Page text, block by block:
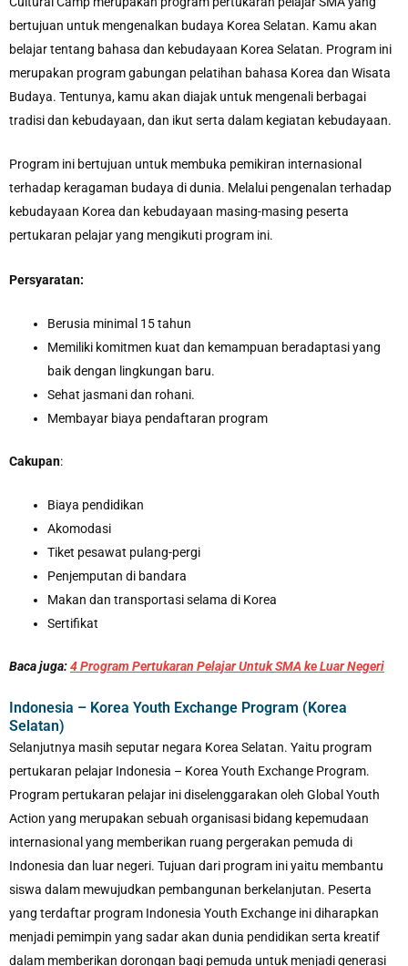
bertujuan untuk mengenalkan budaya Korea Selatan. Kamu akan
belajar tentang bahasa dan kebudayaan Korea Selatan. Program ini
merupakan program gabungan pelatihan bahasa Korea dan Wisata
Budaya. Tentunya, kamu akan diajak untuk mengenali berbagai
tradisi dan kebudayaan, dan ikut serta dalam kegiatan kebudayaan.
Program ini bertujuan untuk membuka pemikiran internasional
terhadap keragaman budaya di dunia. Melalui pengenalan terhadap
kebudayaan Korea dan kebudayaan masing-masing peserta
pertukaran pelajar yang mengikuti program ini.
Persyaratan:
Berusia minimal 15 tahun
Memiliki komitmen kuat dan kemampuan beradaptasi yang
baik dengan lingkungan baru.
Sehat jasmani dan rohani.
Membayar biaya pendaftaran program
Cakupan:
Biaya pendidikan
Akomodasi
Tiket pesawat pulang-pergi
Penjemputan di bandara
Makan dan transportasi selama di Korea
Sertifikat
Baca juga:4 Program Pertukaran Pelajar Untuk SMA ke Luar Negeri
Indonesia – Korea Youth Exchange Program (Korea
Selatan)
Selanjutnya masih seputar negara Korea Selatan. Yaitu program
pertukaran pelajar Indonesia – Korea Youth Exchange Program.
Program pertukaran pelajar ini diselenggarakan oleh Global Youth
Action yang merupakan sebuah organisasi bidang kepemudaan
internasional yang memberikan ruang pergerakan pemuda di
Indonesia dan luar negeri. Tujuan dari program ini yaitu membantu
siswa dalam mewujudkan pembangunan berkelanjutan. Peserta
yang terdaftar program Indonesia Youth Exchange ini diharapkan
menjadi pemimpin yang sadar akan dunia pendidikan serta kreatif
dalam memberikan dorongan bagi pemuda untuk menjadi generasi